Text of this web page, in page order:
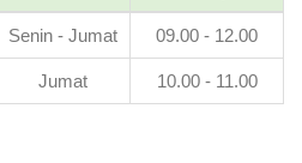
Senin - Jumat 09.00 - 12.00
Jumat 10.00 - 11.00